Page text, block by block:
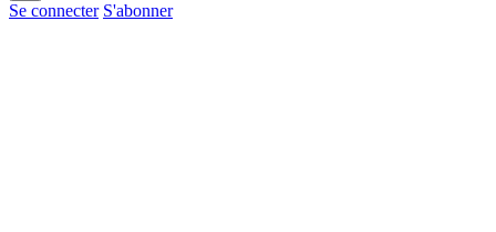
Se connecter S'abonner